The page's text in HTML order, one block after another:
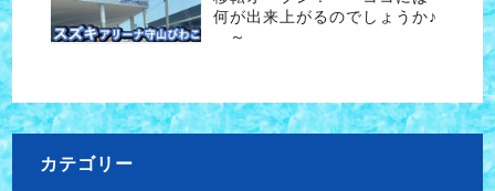
何が出来上がるのでしょうか♪
～
カテゴリー